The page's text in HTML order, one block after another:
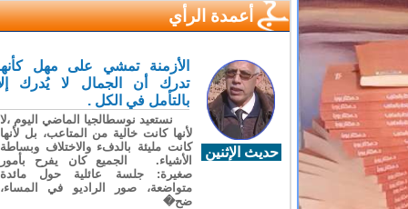
أعمدة الرأي
حديث الإثنين
الأزمنة تمشي على مهل كأنها
تدرك أن الجمال لا يُدرك إلا
بالتأمل في الكل .
نستعيد نوسطالجيا الماضي اليوم ،لا
لأنها كانت خالية من المتاعب، بل لأنها
كانت مليئة بالدفء والاختلاف وبساطة
الأشياء. الجميع كان يفرح بأمور
صغيرة: جلسة عائلية حول مائدة
متواضعة، صور الراديو في المساء،
ضح�